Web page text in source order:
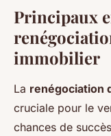
Principaux
immobilier
La renégociation
cruciale pour le
chances de